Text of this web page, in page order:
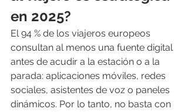
en 2025?
El 94 % de los viajeros europeos
consultan al menos una fuente digital
antes de acudir a la estación o a la
parada: aplicaciones móviles, redes
sociales, asistentes de voz o paneles
dinámicos. Por lo tanto, no basta con